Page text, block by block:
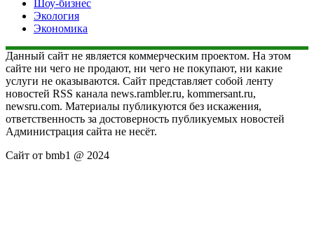
Шоу-бизнес
Экология
Экономика
Данный сайт не является коммерческим проектом. На этом
сайте ни чего не продают, ни чего не покупают, ни какие
услуги не оказываются. Сайт представляет собой ленту
новостей RSS канала news.rambler.ru, kommersant.ru,
newsru.com. Материалы публикуются без искажения,
ответственность за достоверность публикуемых новостей
Администрация сайта не несёт.
Сайт от bmb1 @ 2024